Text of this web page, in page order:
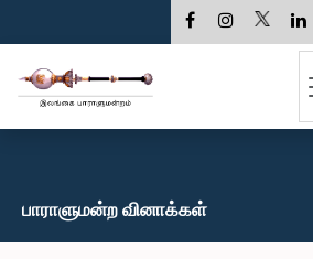
பாராளுமன்ற வினாக்கள்